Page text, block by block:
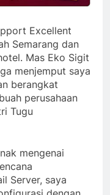
Excellent
Semarang dan
Mas Eko Sigit
menjemput saya
berangkat
perusahaan
Tugu
mengenai
Server, saya